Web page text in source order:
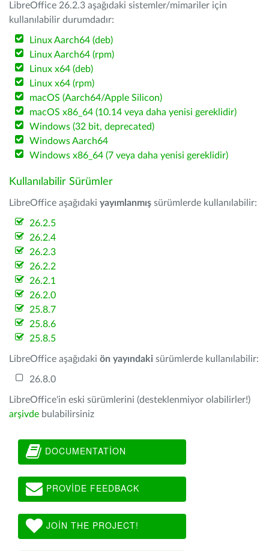
LibreOffice 26.2.3 aşağıdaki sistemler/mimariler için
kullanılabilir durumdadır:
Linux Aarch64 (deb)
Linux Aarch64 (rpm)
Linux x64 (deb)
Linux x64 (rpm)
macOS (Aarch64/Apple Silicon)
macOS x86_64 (10.14 veya daha yenisi gereklidir)
Windows (32 bit, deprecated)
Windows Aarch64
Windows x86_64 (7 veya daha yenisi gereklidir)
Kullanılabilir Sürümler
LibreOffice aşağıdaki yayımlanmış sürümlerde kullanılabilir:
26.2.5
26.2.4
26.2.3
26.2.2
26.2.1
26.2.0
25.8.7
25.8.6
25.8.5
LibreOffice aşağıdaki ön yayındaki sürümlerde kullanılabilir:
26.8.0
LibreOffice'in eski sürümlerini (desteklenmiyor olabilirler!)
arşivde bulabilirsiniz
DOCUMENTATION
PROVIDE FEEDBACK
JOIN THE PROJECT!